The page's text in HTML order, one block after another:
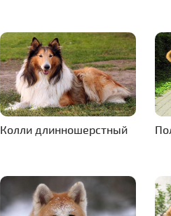
Колли длинношерстный